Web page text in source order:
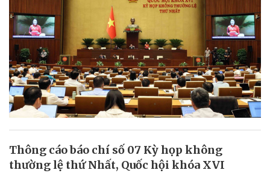
Thông cáo báo chí số 07 Kỳ họp không
thường lệ thứ Nhất, Quốc hội khóa XVI